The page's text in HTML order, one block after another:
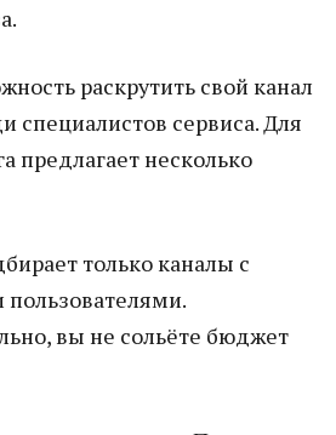
раскрутить свой канал
специалистов сервиса. Для
предлагает несколько
только каналы с
вы не сольёте бюджет